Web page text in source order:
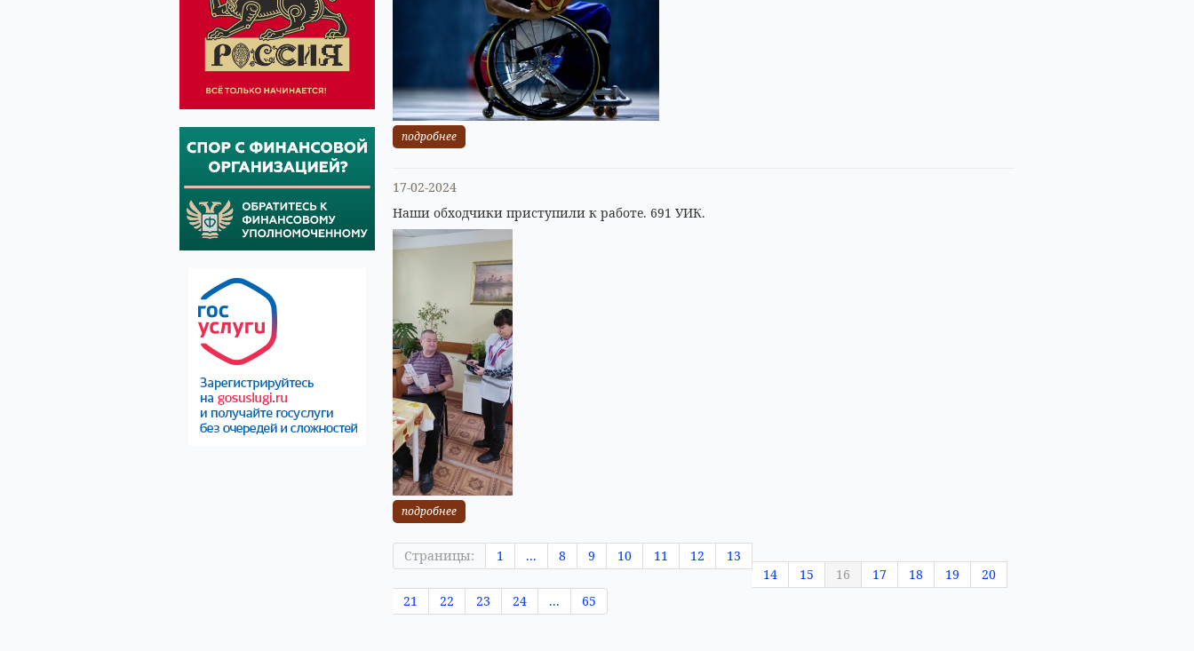
подробнее
17-02-2024
Наши обходчики приступили к работе. 691 УИК.
подробнее
Страницы: 1 ... 8 9 10 11 12
13
14
15 16 17 18 19
20
21
22 23 24 ... 65